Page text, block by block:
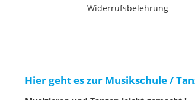
Widerrufsbelehrung
Hier geht es zur Musikschule /